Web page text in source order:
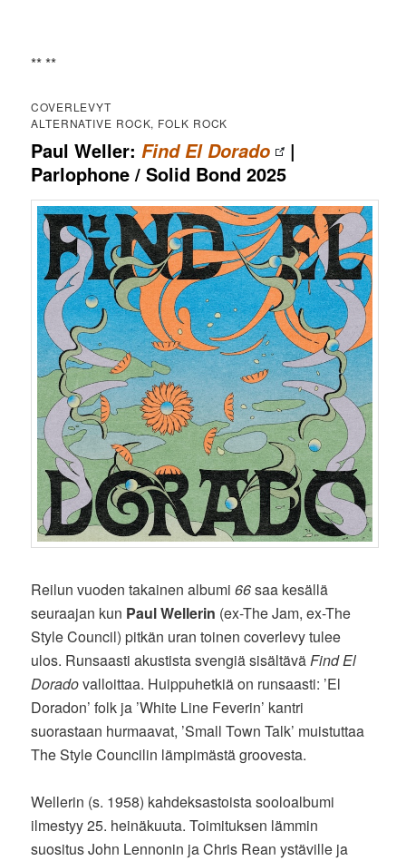
** **
COVERLEVYT
ALTERNATIVE ROCK, FOLK ROCK
Paul Weller: Find El Dorado
|
Parlophone / Solid Bond 2025
Reilun vuoden takainen albumi66saa kesällä
seuraajan kun Paul Wellerin (ex-The Jam, ex-The
Style Council) pitkän uran toinen coverlevy tulee
ulos. Runsaasti akustista svengiä sisältäväFind El
Doradovalloittaa. Huippuhetkiä on runsaasti: ’El
Doradon’ folk ja ’White Line Feverin’ kantri
suorastaan hurmaavat, ’Small Town Talk’ muistuttaa
The Style Councilin lämpimästä groovesta.
Wellerin (s. 1958) kahdeksastoista sooloalbumi
ilmestyy 25. heinäkuuta. Toimituksen lämmin
suositus John Lennonin ja Chris Rean ystäville ja